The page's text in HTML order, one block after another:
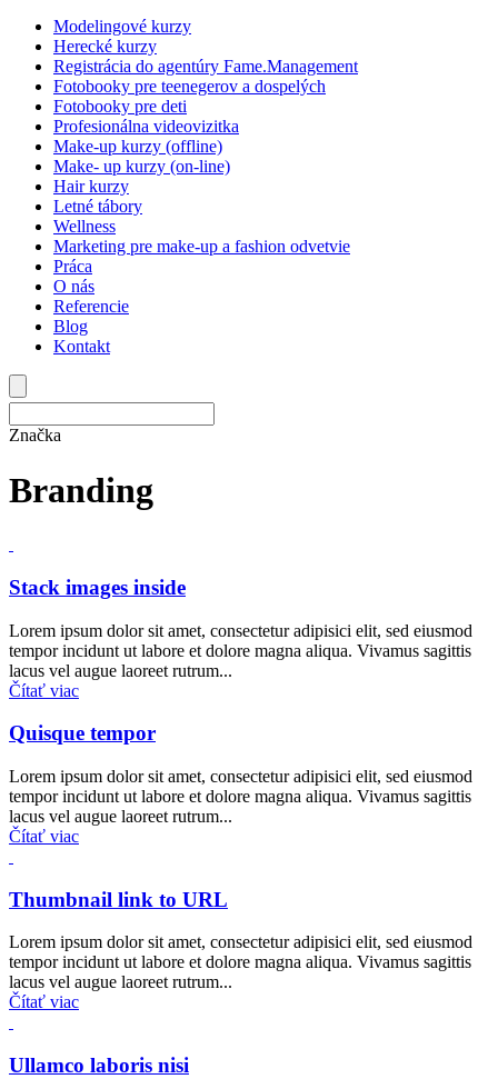
Modelingové kurzy
Herecké kurzy
Registrácia do agentúry Fame.Management
Fotobooky pre teenegerov a dospelých
Fotobooky pre deti
Profesionálna videovizitka
Make-up kurzy (offline)
Make- up kurzy (on-line)
Hair kurzy
Letné tábory
Wellness
Marketing pre make-up a fashion odvetvie
Práca
O nás
Referencie
Blog
Kontakt
Značka
Branding
Stack images inside
Lorem ipsum dolor sit amet, consectetur adipisici elit, sed eiusmod
tempor incidunt ut labore et dolore magna aliqua. Vivamus sagittis
lacus vel augue laoreet rutrum...
Čítať viac
Quisque tempor
Lorem ipsum dolor sit amet, consectetur adipisici elit, sed eiusmod
tempor incidunt ut labore et dolore magna aliqua. Vivamus sagittis
lacus vel augue laoreet rutrum...
Čítať viac
Thumbnail link to URL
Lorem ipsum dolor sit amet, consectetur adipisici elit, sed eiusmod
tempor incidunt ut labore et dolore magna aliqua. Vivamus sagittis
lacus vel augue laoreet rutrum...
Čítať viac
Ullamco laboris nisi